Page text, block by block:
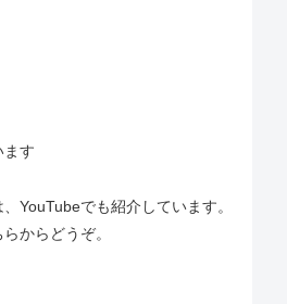
ます
YouTubeでも紹介しています。
からどうぞ。